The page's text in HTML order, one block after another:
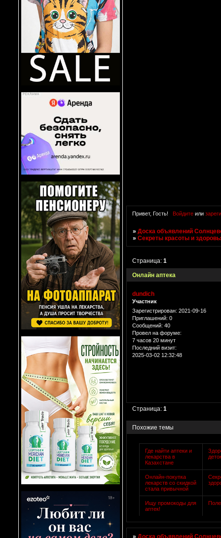
Привет, Гость! Войдитеили
»Доска объявлений
»Секреты красоты и
Онлайн аптека
Страница:1
dundich
Участник
Зарегистрирован: 2021-09-16
Приглашений: 0
Сообщений: 40
Провел на форуме:
7 часов 20 минут
Последний визит:
2025-03-02 12:32:48
Страница:1
Похожие темы
Где найти аптеки и
лекарства в
Казахстане
Онлайн-покупка
лекарств со скидкой
стала привычной
Ищу промокоды для
аптек!
»Доска объявлений